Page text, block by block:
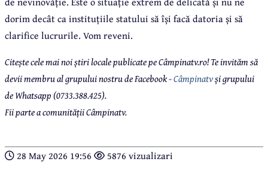
dorim decât ca instituțiile statului să își facă datoria și să
clarifice lucrurile. Vom reveni.
Citește cele mai noi știri locale publicate pe Câmpinatv.ro! Te invităm să
devii membru al grupului nostru de Facebook -Câmpinatvși grupului
de Whatsapp (0733.388.425).
Fii parte a comunității Câmpinatv.
28 May 2026 19:56 5876 vizualizari